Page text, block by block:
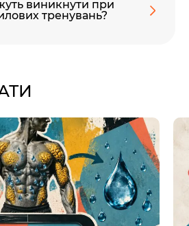
виникнути при
тренувань?